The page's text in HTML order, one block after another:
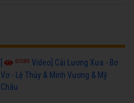
67089 Video] Cải Lương Xưa - Bơ
Vơ - Lệ Thủy & Minh Vương & Mỹ
Châu